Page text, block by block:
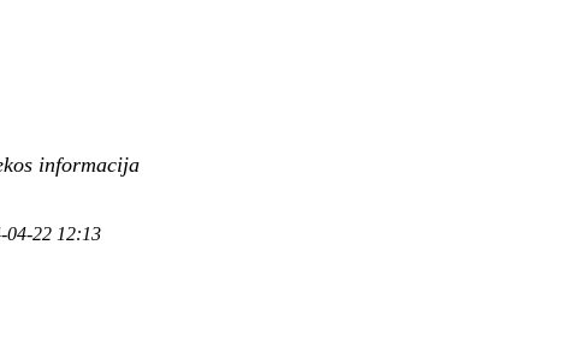
informacija
04-22 12:13